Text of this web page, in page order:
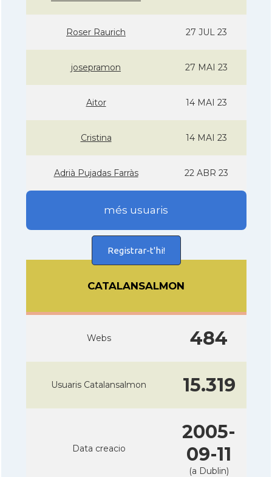
Roser Raurich 27 JUL 23
josepramon 27 MAI 23
Aitor 14 MAI 23
Cristina 14 MAI 23
Adrià Pujadas Farràs 22 ABR 23
més usuaris
Registrar-t'hi!
CATALANSALMON
Webs 484
Usuaris Catalansalmon 15.319
Data creacio
2005-
09-11
(a Dublin)